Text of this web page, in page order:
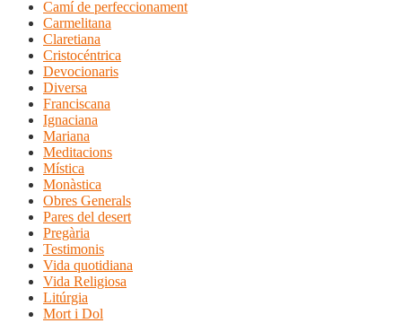
Camí de perfeccionament
Carmelitana
Claretiana
Cristocéntrica
Devocionaris
Diversa
Franciscana
Ignaciana
Mariana
Meditacions
Mística
Monàstica
Obres Generals
Pares del desert
Pregària
Testimonis
Vida quotidiana
Vida Religiosa
Litúrgia
Mort i Dol